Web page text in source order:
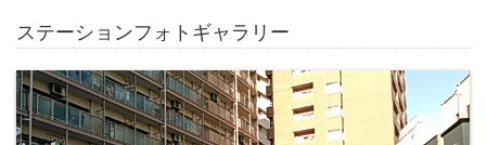
ステーションフォトギャラリー